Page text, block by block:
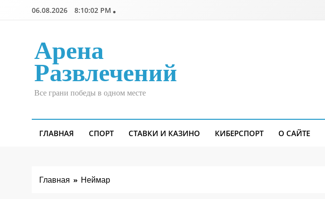
06.08.2026 8:10:02 PM
Арена
Развлечений
Все грани победы в одном месте
ГЛАВНАЯ СПОРТ СТАВКИ И КАЗИНО КИБЕРСПОРТ О САЙТЕ
Главная Неймар